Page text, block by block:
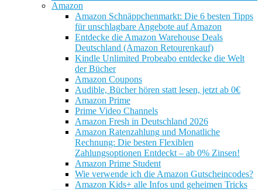
Amazon
Amazon Schnäppchenmarkt: Die 6 besten Tipps
für unschlagbare Angebote auf Amazon
Entdecke die Amazon Warehouse Deals
Deutschland (Amazon Retourenkauf)
Kindle Unlimited Probeabo entdecke die Welt
der Bücher
Amazon Coupons
Audible, Bücher hören statt lesen, jetzt ab 0€
Amazon Prime
Prime Video Channels
Amazon Fresh in Deutschland 2026
Amazon Ratenzahlung und Monatliche
Rechnung: Die besten Flexiblen
Zahlungsoptionen Entdeckt – ab 0% Zinsen!
Amazon Prime Student
Wie verwende ich die Amazon Gutscheincodes?
Amazon Kids+ alle Infos und geheimen Tricks